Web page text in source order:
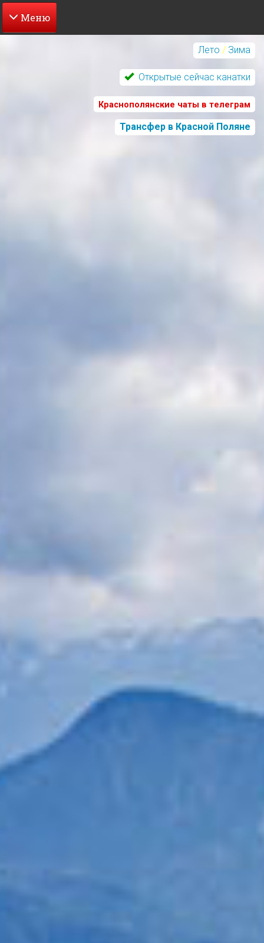
Перейти
Лето / Зима
Открытые сейчас канатки
Краснополянские чаты в телеграм
Трансфер в Красной Поляне